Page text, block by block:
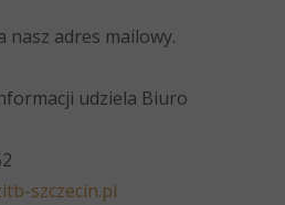
nasz adres mailowy.
udziela Biuro
szczecin.pl